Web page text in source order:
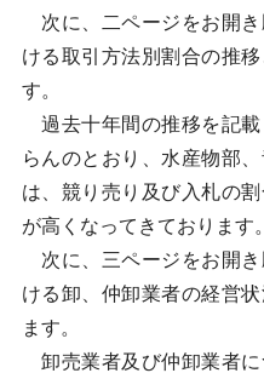
次に、二ページをお開き
ける取引方法別割合の推
す。
過去十年間の推移を記
らんのとおり、水産物部
は、競り売り及び入札の
が高くなってきております。
次に、三ページをお開き
ける卸、仲卸業者の経営
ます。
卸売業者及び仲卸業者に